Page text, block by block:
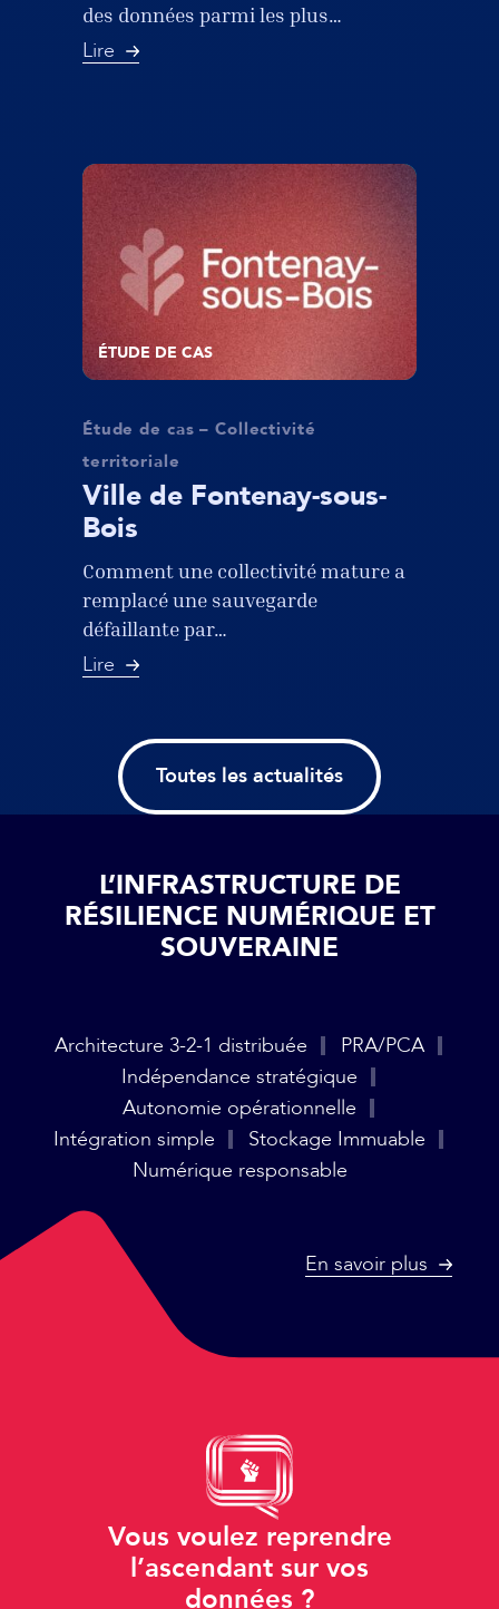
des données parmi les plus…
Lire
ÉTUDE DE CAS
Étude de cas – Collectivité
territoriale
Ville de Fontenay-sous-
Bois
Comment une collectivité mature a
remplacé une sauvegarde
défaillante par…
Lire
Toutes les actualités
L’INFRASTRUCTURE DE
RÉSILIENCE NUMÉRIQUE ET
SOUVERAINE
Architecture 3-2-1 distribuée
PRA/PCA
Indépendance stratégique
Autonomie opérationnelle
Intégration simple
Stockage Immuable
Numérique responsable
En savoir plus
Vous voulez reprendre
l’ascendant sur vos
données ?